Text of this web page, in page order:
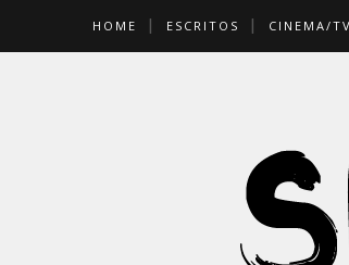
HOME ESCRITOS CINEMA/TV